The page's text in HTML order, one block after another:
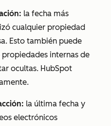
la fecha más
cualquier propiedad
Esto también puede
internas de
ocultas. HubSpot
la última fecha y
electrónicos